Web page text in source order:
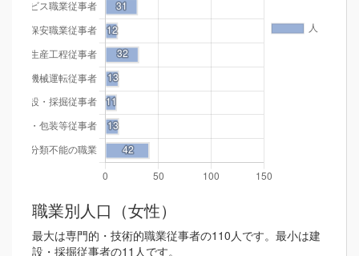
職業別人口（女性）
最大は専門的・技術的職業従事者の110人です。最小は建
設・採掘従事者の11人です。